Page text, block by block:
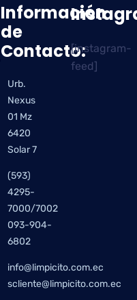
Información
de
Contacto:
Urb.
Nexus
01 Mz
6420
Solar 7
(593)
4295-
7000/7002
093-904-
6802
info@limpicito.com.ec
scliente@limpicito.com.ec
[instagram-
feed]